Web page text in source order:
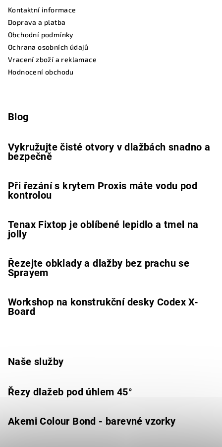
Kontaktní informace
Doprava a platba
Obchodní podmínky
Ochrana osobních údajů
Vracení zboží a reklamace
Hodnocení obchodu
Blog
Vykružujte čisté otvory v dlažbách snadno a
bezpečně
Při řezání s krytem Proxis máte vodu pod
kontrolou
Tenax Fixtop je oblíbené lepidlo a tmel na
jolly
Řezejte obklady a dlažby bez prachu se
Sprayem
Workshop na konstrukční desky Codex X-
Board
Naše služby
Řezy dlažeb pod úhlem 45°
Akemi Colour Bond - barevné vzorky